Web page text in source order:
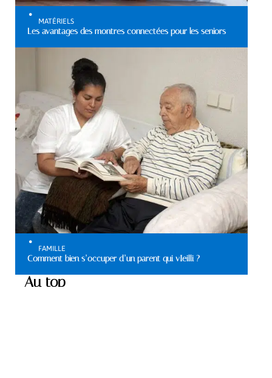
MATÉRIELS
Les avantages des montres connectées pour les seniors
FAMILLE
Comment bien s’occuper d’un parent qui vIeilli ?
Au top